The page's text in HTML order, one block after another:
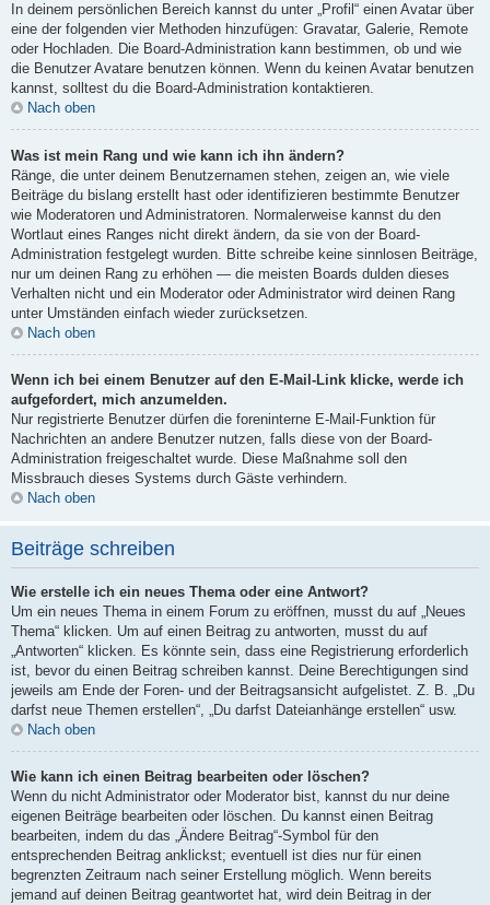
In deinem persönlichen Bereich kannst du unter „Profil“ einen Avatar über
eine der folgenden vier Methoden hinzufügen: Gravatar, Galerie, Remote
oder Hochladen. Die Board-Administration kann bestimmen, ob und wie
die Benutzer Avatare benutzen können. Wenn du keinen Avatar benutzen
kannst, solltest du die Board-Administration kontaktieren.
Nach oben
Was ist mein Rang und wie kann ich ihn ändern?
Ränge, die unter deinem Benutzernamen stehen, zeigen an, wie viele
Beiträge du bislang erstellt hast oder identifizieren bestimmte Benutzer
wie Moderatoren und Administratoren. Normalerweise kannst du den
Wortlaut eines Ranges nicht direkt ändern, da sie von der Board-
Administration festgelegt wurden. Bitte schreibe keine sinnlosen Beiträge,
nur um deinen Rang zu erhöhen — die meisten Boards dulden dieses
Verhalten nicht und ein Moderator oder Administrator wird deinen Rang
unter Umständen einfach wieder zurücksetzen.
Nach oben
Wenn ich bei einem Benutzer auf den E-Mail-Link klicke, werde ich
aufgefordert, mich anzumelden.
Nur registrierte Benutzer dürfen die foreninterne E-Mail-Funktion für
Nachrichten an andere Benutzer nutzen, falls diese von der Board-
Administration freigeschaltet wurde. Diese Maßnahme soll den
Missbrauch dieses Systems durch Gäste verhindern.
Nach oben
Beiträge schreiben
Wie erstelle ich ein neues Thema oder eine Antwort?
Um ein neues Thema in einem Forum zu eröffnen, musst du auf „Neues
Thema“ klicken. Um auf einen Beitrag zu antworten, musst du auf
„Antworten“ klicken. Es könnte sein, dass eine Registrierung erforderlich
ist, bevor du einen Beitrag schreiben kannst. Deine Berechtigungen sind
jeweils am Ende der Foren- und der Beitragsansicht aufgelistet. Z. B. „Du
darfst neue Themen erstellen“, „Du darfst Dateianhänge erstellen“ usw.
Nach oben
Wie kann ich einen Beitrag bearbeiten oder löschen?
Wenn du nicht Administrator oder Moderator bist, kannst du nur deine
eigenen Beiträge bearbeiten oder löschen. Du kannst einen Beitrag
bearbeiten, indem du das „Ändere Beitrag“-Symbol für den
entsprechenden Beitrag anklickst; eventuell ist dies nur für einen
begrenzten Zeitraum nach seiner Erstellung möglich. Wenn bereits
jemand auf deinen Beitrag geantwortet hat, wird dein Beitrag in der